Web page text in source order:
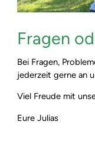
Fragen
Bei Fragen,
jederzeit gerne an
Viel Freude mit
Eure Julias